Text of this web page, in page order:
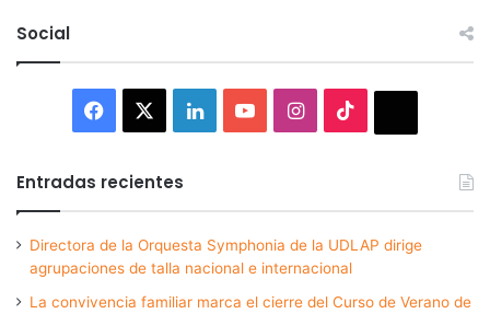
Social
Facebook LinkedInYouTubeInstagram
Entradas recientes
Directora de la Orquesta Symphonia de la UDLAP dirige
agrupaciones de talla nacional e internacional
La convivencia familiar marca el cierre del Curso de Verano de